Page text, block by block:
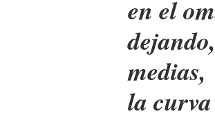
en el
medias,
la curva